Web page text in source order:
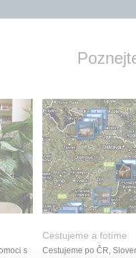
s
Cestujeme a fotíme
Cestujeme po ČR,